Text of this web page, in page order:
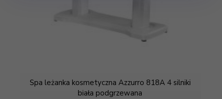
Spa leżanka kosmetyczna Azzurro 818A 4 silniki
biała podgrzewana